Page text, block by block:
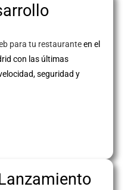
para tu restauranteen el
con las últimas
seguridad y